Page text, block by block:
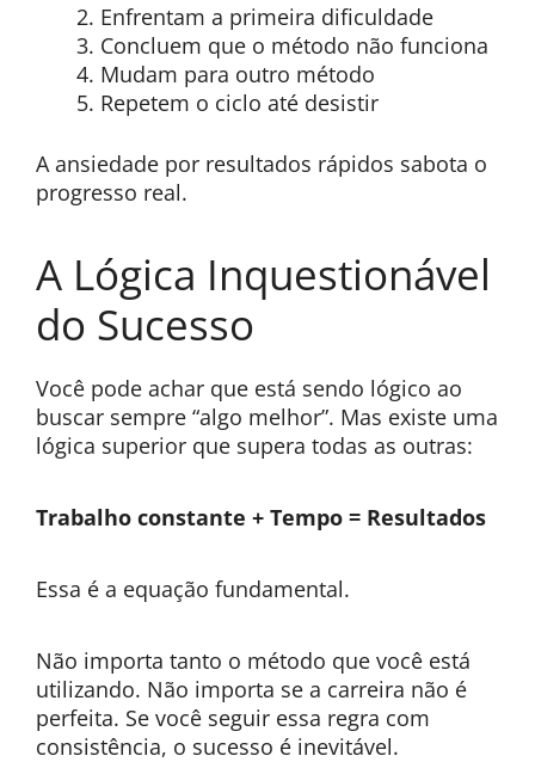
Enfrentam a primeira dificuldade
Concluem que o método não funciona
Mudam para outro método
Repetem o ciclo até desistir
A ansiedade por resultados rápidos sabota o
progresso real.
A Lógica Inquestionável
do Sucesso
Você pode achar que está sendo lógico ao
buscar sempre “algo melhor”. Mas existe uma
lógica superior que supera todas as outras:
Trabalho constante + Tempo = Resultados
Essa é a equação fundamental.
Não importa tanto o método que você está
utilizando. Não importa se a carreira não é
perfeita. Se você seguir essa regra com
consistência, o sucesso é inevitável.